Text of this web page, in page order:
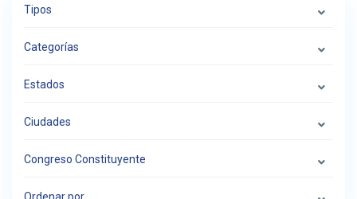
Tipos
Categorías
Estados
Ciudades
Congreso Constituyente